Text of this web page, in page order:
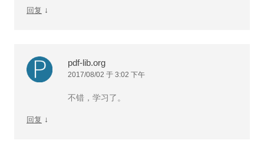
回复 ↓
pdf-lib.org
2017/08/02 于 3:02 下午
不错，学习了。
回复 ↓